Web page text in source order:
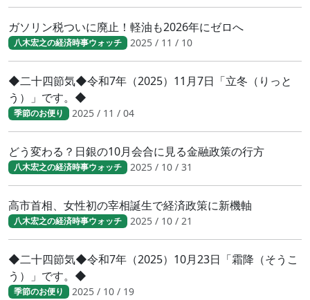
ガソリン税ついに廃止！軽油も2026年にゼロへ
八木宏之の経済時事ウォッチ 2025 / 11 / 10
◆二十四節気◆令和7年（2025）11月7日「立冬（りっと
う）」です。◆
季節のお便り 2025 / 11 / 04
どう変わる？日銀の10月会合に見る金融政策の行方
八木宏之の経済時事ウォッチ 2025 / 10 / 31
高市首相、女性初の宰相誕生で経済政策に新機軸
八木宏之の経済時事ウォッチ 2025 / 10 / 21
◆二十四節気◆令和7年（2025）10月23日「霜降（そうこ
う）」です。◆
季節のお便り 2025 / 10 / 19